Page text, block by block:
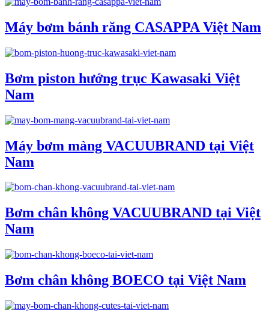
Máy bơm bánh răng CASAPPA Việt Nam
Bơm piston hướng trục Kawasaki Việt
Nam
Máy bơm màng VACUUBRAND tại Việt
Nam
Bơm chân không VACUUBRAND tại Việt
Nam
Bơm chân không BOECO tại Việt Nam